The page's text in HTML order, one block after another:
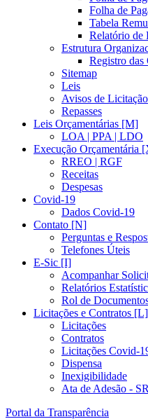
Folha de
Tabela
Relatório de
Estrutura
Registro das
Sitemap
Leis
Avisos de Licitação
Repasses
Leis Orçamentárias [M]
LOA | PPA | LDO
Execução Orçamentária
RREO | RGF
Receitas
Despesas
Covid-19
Dados Covid-19
Contato [N]
Perguntas e
Telefones Úteis
E-Sic [I]
Acompanhar
Relatórios
Rol de
Licitações e Contratos [L]
Licitações
Contratos
Licitações Covid-
Dispensa
Inexigibilidade
Ata de Adesão -
Portal da Transparência